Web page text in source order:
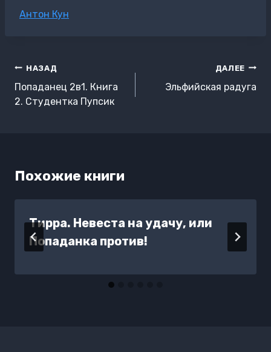
Метки
Антон Кун
Навигация
по
записям
НАЗАД
Попаданец 2в1. Книга
2. Студентка Пупсик
ДАЛЕЕ
Эльфийская радуга
Похожие книги
Тирра. Невеста на удачу, или
Попаданка против!